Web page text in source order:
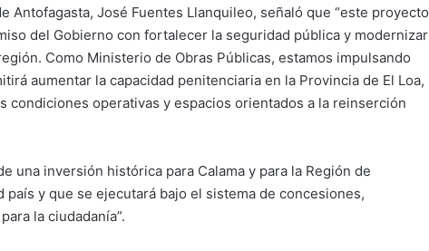
Antofagasta, José Fuentes Llanquileo, señaló que “este proyecto
del Gobierno con fortalecer la seguridad pública y modernizar
Como Ministerio de Obras Públicas, estamos impulsando
aumentar la capacidad penitenciaria en la Provincia de El Loa,
condiciones operativas y espacios orientados a la reinserción
una inversión histórica para Calama y para la Región de
y que se ejecutará bajo el sistema de concesiones,
la ciudadanía”.